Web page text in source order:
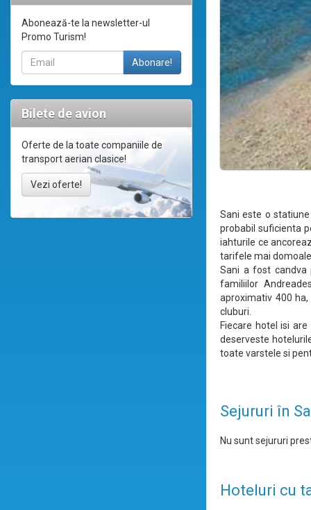
Abonează-te la newsletter-ul
Promo Turism!
Bilete de avion
Oferte de la toate companiile de
transport aerian clasice!
Vezi oferte!
Sani este o
probabil suficienta
iahturile ce
tarifele mai
Sani a fost candva
familiilor
aproximativ 400
cluburi.
Fiecare hotel isi
deserveste
toate varstele si
Sejururi în
Nu sunt sejururi
Hoteluri cu